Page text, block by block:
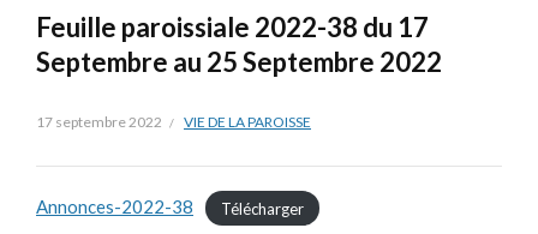
Feuille paroissiale 2022-38 du 17
Septembre au 25 Septembre 2022
17 septembre 2022 VIE DE LA PAROISSE
Annonces-2022-38 Télécharger